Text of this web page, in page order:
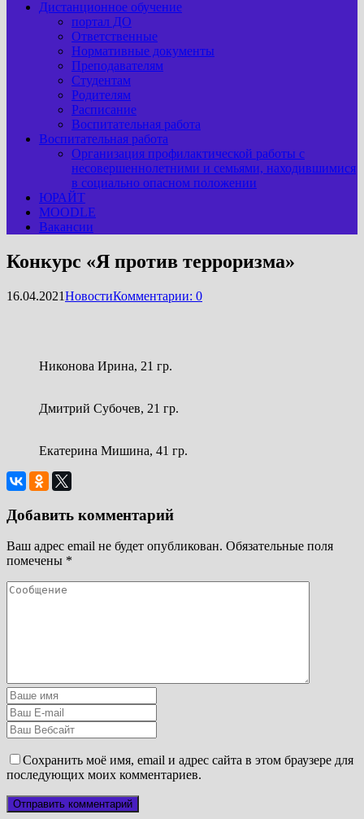
Дистанционное обучение
портал ДО
Ответственные
Нормативные документы
Преподавателям
Студентам
Родителям
Расписание
Воспитательная работа
Воспитательная работа
Организация профилактической работы с
несовершеннолетними и семьями, находившимися
в социально опасном положении
ЮРАЙТ
MOODLE
Вакансии
Конкурс «Я против терроризма»
16.04.2021НовостиКомментарии: 0
Никонова Ирина, 21 гр.
Дмитрий Субочев, 21 гр.
Екатерина Мишина, 41 гр.
Добавить комментарий
Ваш адрес email не будет опубликован. Обязательные поля
помечены *
Сохранить моё имя, email и адрес сайта в этом браузере для
последующих моих комментариев.